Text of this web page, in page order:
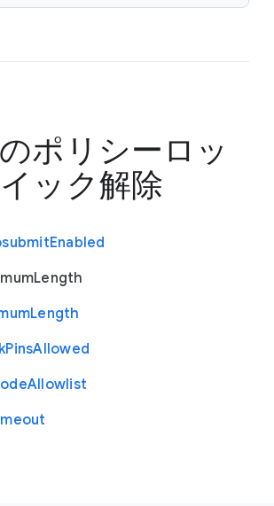
ポリシー ロッ
ック解除
Enabled
Length
Length
PinsAllowed
Allowlist